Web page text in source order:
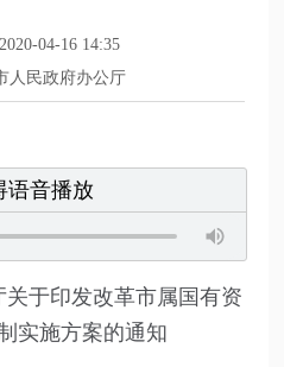
04-16 14:35
人民政府办公厅
语音播放
关于印发改革市属国有资
实施方案的通知